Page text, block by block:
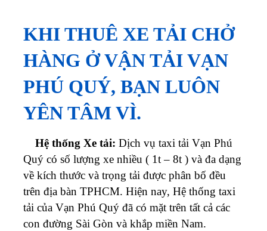
KHI THUÊ XE TẢI CHỞ
HÀNG Ở VẬN TẢI VẠN
PHÚ QUÝ, BẠN LUÔN
YÊN TÂM VÌ.
Hệ thống Xe tải: Dịch vụ taxi tải Vạn Phú
Quý có số lượng xe nhiều ( 1t – 8t ) và đa dạng
về kích thước và trọng tải được phân bố đều
trên địa bàn TPHCM. Hiện nay, Hệ thống taxi
tải của Vạn Phú Quý đã có mặt trên tất cả các
con đường Sài Gòn và khắp miền Nam.